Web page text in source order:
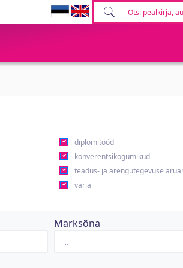
diplomitööd
konverentsikogumikud
teadus- ja arengutegevuse
varia
Märksõna